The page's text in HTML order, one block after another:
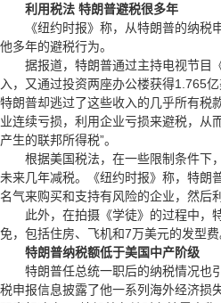
利用税法 特朗普避税很多年
《纽约时报》称，从特朗普的纳税
他多年的避税行为。
据报道，特朗普通过主持电视节目
入，又通过投资两座办公楼获得1.765
特朗普却逃过了这些收入的几乎所有税
业连续亏损，利用企业亏损来避税，从
产生的联邦所得税”。
根据美国税法，在一些限制条件下
未来几年减税。《纽约时报》称，特朗
名气来购买和支持有风险的企业，然后
此外，在拍摄《学徒》的过程中，
免，包括住房、飞机和7万美元的发型费
特朗普纳税额低于美国中产阶级
特朗普任总统一职后的纳税情况也
税申报信息披露了他一系列海外经济损